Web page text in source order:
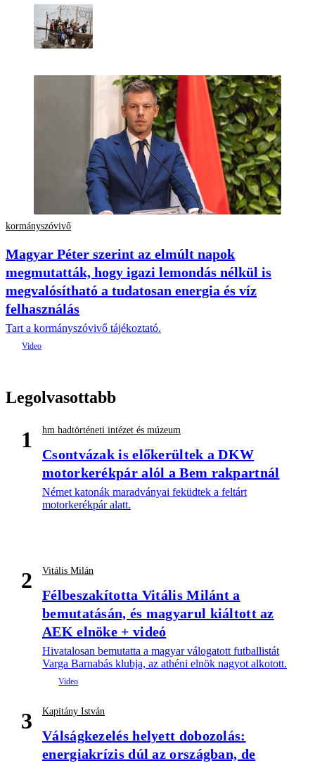
kormányszóvivő
Magyar Péter szerint az elmúlt napok
megmutatták, hogy igazi lemondás nélkül is
megvalósítható a tudatosan energia és víz
felhasználás
Tart a kormányszóvivő tájékoztató.
Legolvasottabb
1 hm hadtörténeti intézet és múzeum
Csontvázak is előkerültek a DKW
motorkerékpár alól a Bem rakpartnál
Német katonák maradványai feküdtek a feltárt
motorkerékpár alatt.
2 Vitális Milán
Félbeszakította Vitális Milánt a
bemutatásán, és magyarul kiáltott az
AEK elnöke + videó
Hivatalosan bemutatta a magyar válogatott futballistát
Varga Barnabás klubja, az athéni elnök nagyot alkotott.
3 Kapitány István
Válságkezelés helyett dobozolás:
energiakrízis dúl az országban, de